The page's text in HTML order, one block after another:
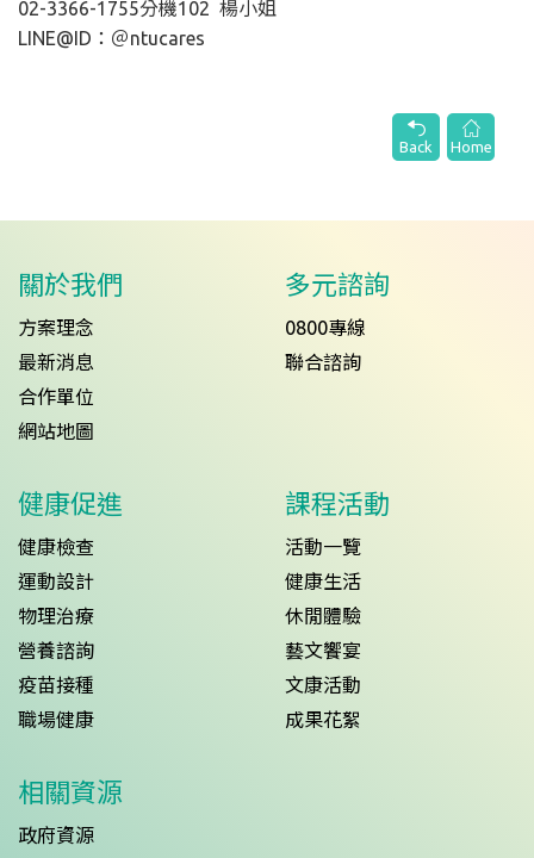
02-3366-1755分機102 楊小姐
LINE@ID：＠ntucares
Back Home
關於我們
方案理念
最新消息
合作單位
網站地圖
多元諮詢
0800專線
聯合諮詢
健康促進
健康檢查
運動設計
物理治療
營養諮詢
疫苗接種
職場健康
課程活動
活動一覽
健康生活
休閒體驗
藝文饗宴
文康活動
成果花絮
相關資源
政府資源